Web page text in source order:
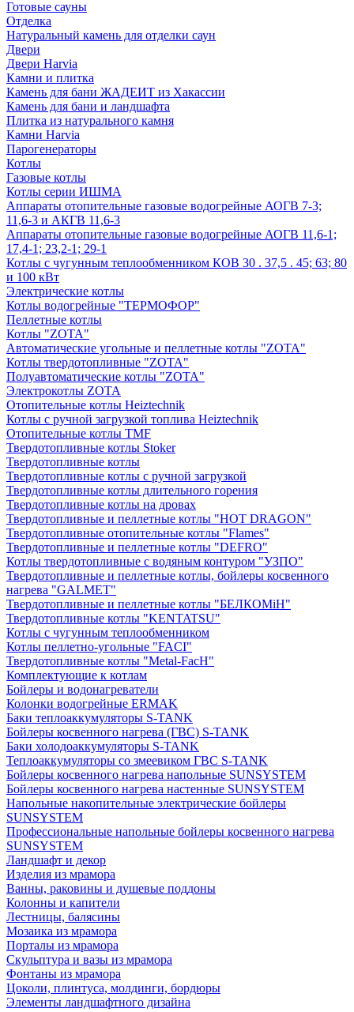
Готовые сауны
Отделка
Натуральный камень для отделки саун
Двери
Двери Harvia
Камни и плитка
Камень для бани ЖАДЕИТ из Хакассии
Камень для бани и ландшафта
Плитка из натурального камня
Камни Harvia
Парогенераторы
Котлы
Газовые котлы
Котлы серии ИШМА
Аппараты отопительные газовые водогрейные АОГВ 7-3;
11,6-3 и АКГВ 11,6-3
Аппараты отопительные газовые водогрейные АОГВ 11,6-1;
17,4-1; 23,2-1; 29-1
Котлы с чугунным теплообменником КОВ 30 . 37,5 . 45; 63; 80
и 100 кВт
Электрические котлы
Котлы водогрейные "ТЕРМОФОР"
Пеллетные котлы
Котлы "ZOTA"
Автоматические угольные и пеллетные котлы "ZOTA"
Котлы твердотопливные "ZOTA"
Полуавтоматические котлы "ZOTA"
Электрокотлы ZOTA
Отопительные котлы Heiztechnik
Котлы с ручной загрузкой топлива Heiztechnik
Отопительные котлы TMF
Твердотопливные котлы Stoker
Твердотопливные котлы
Твердотопливные котлы с ручной загрузкой
Твердотопливные котлы длительного горения
Твердотопливные котлы на дровах
Твердотопливные и пеллетные котлы "HOT DRAGON"
Твердотопливные отопительные котлы "Flames"
Твердотопливные и пеллетные котлы "DEFRO"
Котлы твердотопливные с водяным контуром "УЗПО"
Твердотопливные и пеллетные котлы, бойлеры косвенного
нагрева "GALMET"
Твердотопливные и пеллетные котлы "БЕЛКОМiН"
Твердотопливные котлы "KENTATSU"
Котлы с чугунным теплообменником
Котлы пеллетно-угольные "FACI"
Твердотопливные котлы "Metal-FacH"
Комплектующие к котлам
Бойлеры и водонагреватели
Колонки водогрейные ERMAK
Баки теплоаккумуляторы S-TANK
Бойлеры косвенного нагрева (ГВС) S-TANK
Баки холодоаккумуляторы S-TANK
Теплоаккумуляторы со змеевиком ГВС S-TANK
Бойлеры косвенного нагрева напольные SUNSYSTEM
Бойлеры косвенного нагрева настенные SUNSYSTEM
Напольные накопительные электрические бойлеры
SUNSYSTEM
Профессиональные напольные бойлеры косвенного нагрева
SUNSYSTEM
Ландшафт и декор
Изделия из мрамора
Ванны, раковины и душевые поддоны
Колонны и капители
Лестницы, балясины
Мозаика из мрамора
Порталы из мрамора
Скульптура и вазы из мрамора
Фонтаны из мрамора
Цоколи, плинтуса, молдинги, бордюры
Элементы ландшафтного дизайна